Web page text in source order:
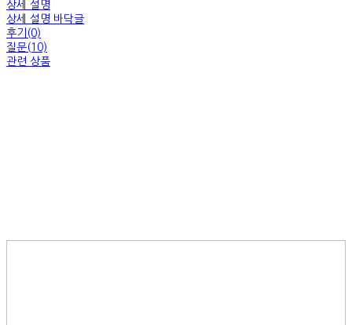
상세 설명
상세 설명 바닥글
후기(0)
질문(10)
관련 상품